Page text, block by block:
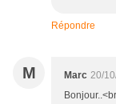
Répondre
M Marc 20/